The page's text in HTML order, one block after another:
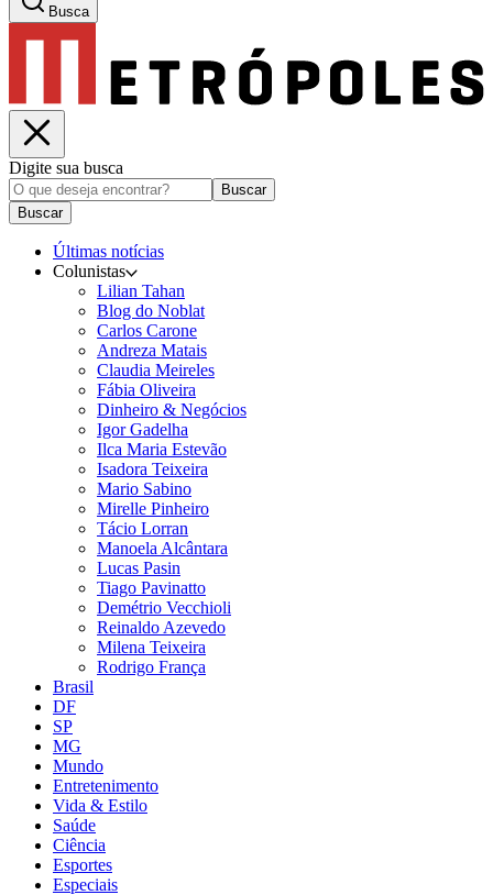
Busca
Digite sua busca
Buscar
Buscar
Últimas notícias
Colunistas
Lilian Tahan
Blog do Noblat
Carlos Carone
Andreza Matais
Claudia Meireles
Fábia Oliveira
Dinheiro & Negócios
Igor Gadelha
Ilca Maria Estevão
Isadora Teixeira
Mario Sabino
Mirelle Pinheiro
Tácio Lorran
Manoela Alcântara
Lucas Pasin
Tiago Pavinatto
Demétrio Vecchioli
Reinaldo Azevedo
Milena Teixeira
Rodrigo França
Brasil
DF
SP
MG
Mundo
Entretenimento
Vida & Estilo
Saúde
Ciência
Esportes
Especiais